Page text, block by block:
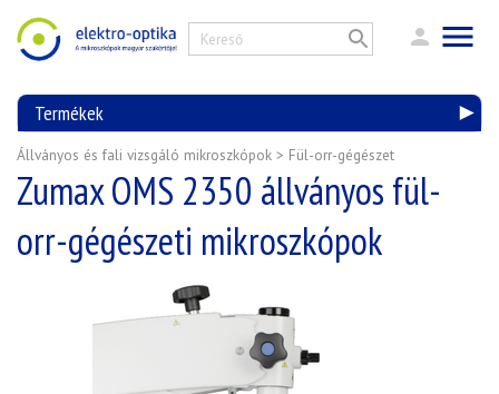
Termékek
Állványos és fali vizsgáló mikroszkópok > Fül-orr-gégészet
Zumax OMS 2350 állványos fül-
orr-gégészeti mikroszkópok